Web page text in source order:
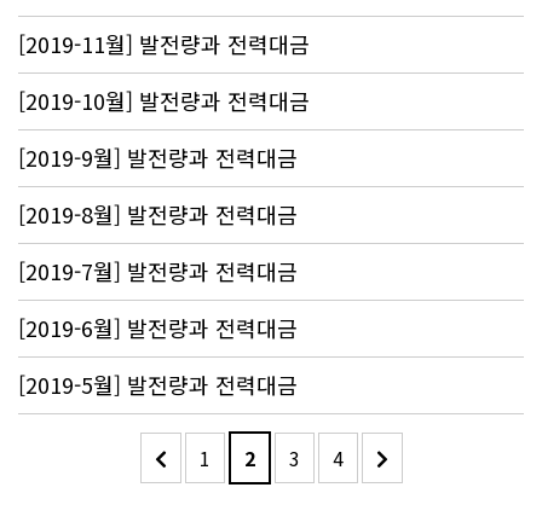
[2019-11월] 발전량과 전력대금
[2019-10월] 발전량과 전력대금
[2019-9월] 발전량과 전력대금
[2019-8월] 발전량과 전력대금
[2019-7월] 발전량과 전력대금
[2019-6월] 발전량과 전력대금
[2019-5월] 발전량과 전력대금
1 2 3 4